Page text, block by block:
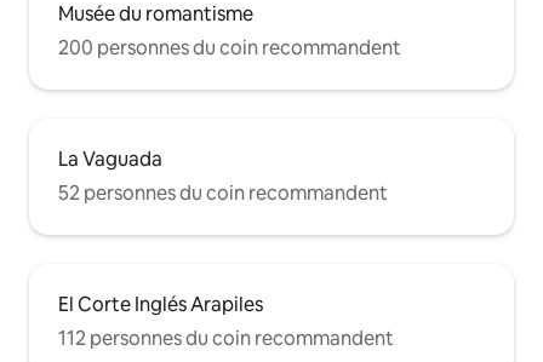
Musée du romantisme
200 personnes du coin recommandent
La Vaguada
52 personnes du coin recommandent
El Corte Inglés Arapiles
112 personnes du coin recommandent